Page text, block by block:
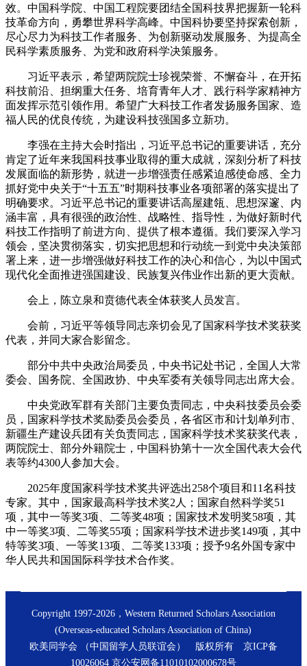
效。中国科学院、中国工程院要团结全国科技界把握新一轮科
技革命方向，勇攀世界科学高峰。中国科协要坚持探索创新，
尽心尽力为科技工作者服务、为创新驱动发展服务、为提高全
民科学素质服务、为党和政府科学决策服务。
习近平表示，希望两院院士珍视荣誉、不懈奋斗，在开拓
科技前沿、担纲重大任务、培育青年人才、践行科学家精神方
面发挥示范引领作用。希望广大科技工作者发扬服务国家、造
福人民的优良传统，为建设科技强国多立新功。
李强在主持大会时指出，习近平总书记的重要讲话，充分
肯定了近年来我国科技事业取得的重大成就，深刻分析了科技
发展面临的新形势，就进一步增强责任感紧迫感使命感、全力
抓好党中央关于“十五五”时期科技事业各项部署的落实提出了
明确要求。习近平总书记的重要讲话高屋建瓴、思想深邃、内
涵丰富，具有很强的政治性、战略性、指导性，为做好新时代
科技工作指明了前进方向、提供了根本遵循。我们要深入学习
领会，坚决贯彻落实，切实把思想和行动统一到党中央决策部
署上来，进一步增强做好科技工作的决心和信心，为以中国式
现代化全面推进强国建设、民族复兴伟业作出新的更大贡献。
会上，陈立泉和贲德代表全体获奖人员发言。
会前，习近平等领导同志亲切会见了国家科学技术奖获奖
代表，并同大家合影留念。
部分中共中央政治局委员，中央书记处书记，全国人大常
委会、国务院、全国政协、中央军委有关领导同志出席大会。
中央党政军群有关部门主要负责同志，中央科技委员会委
员，国家科学技术奖励委员会委员，各省区市和计划单列市、
新疆生产建设兵团有关负责同志，国家科学技术奖获奖代表，
两院院士、部分外籍院士，中国科协第十一次全国代表大会代
表等约4300人参加大会。
2025年度国家科学技术奖共评选出258个项目和11名科技
专家。其中，国家最高科学技术奖2人；国家自然科学奖51
项，其中一等奖3项、二等奖48项；国家技术发明奖58项，其
中一等奖3项、二等奖55项；国家科学技术进步奖149项，其中
特等奖3项、一等奖13项、二等奖133项；授予9名外国专家中
华人民共和国国际科学技术合作奖。